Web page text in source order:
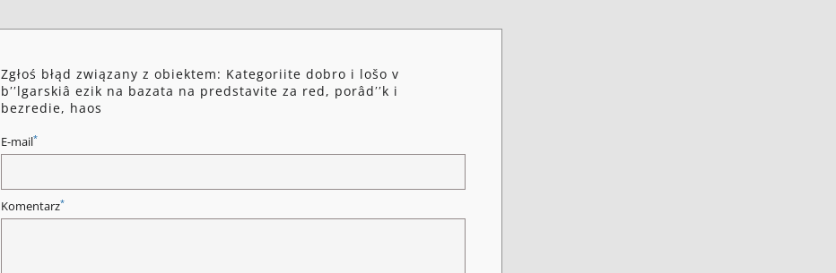
Zgłoś błąd związany z obiektem: Kategoriite dobro i lošo v
bʹʹlgarskiâ ezik na bazata na predstavite za red, porâdʹʹk i
bezredie, haos
E-mail*
Komentarz*